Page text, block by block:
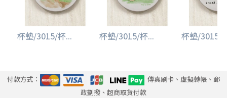
杯墊/3015/杯... 杯墊/3015/杯... 杯墊/3015/
付款方式：
傳真刷卡、虛擬轉帳、郵
政劃撥、超商取貨付款